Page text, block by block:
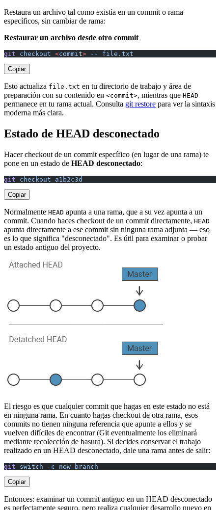
Restaura un archivo tal como existía en un commit o rama
específicos, sin cambiar de rama:
Restaurar un archivo desde otro commit
git checkout <commi t> -- file.txt
Copiar
Esto actualiza file.txt en tu directorio de trabajo y área de
preparación con su contenido en <commit>, mientras que HEAD
permanece en tu rama actual. Consulta git restore para ver la sintaxis
moderna más clara.
Estado de HEAD desconectado
Hacer checkout de un commit específico (en lugar de una rama) te
pone en un estado de HEAD desconectado:
git checkout a1b2c3d
Copiar
Normalmente HEAD apunta a una rama, que a su vez apunta a un
commit. Cuando haces checkout de un commit directamente, HEAD
apunta directamente a ese commit sin ninguna rama adjunta — eso
es lo que significa "desconectado". Es útil para examinar o probar
un estado antiguo del proyecto.
El riesgo es que cualquier commit que hagas en este estado no está
en ninguna rama. En cuanto hagas checkout de otra rama, esos
commits no tienen ninguna referencia que apunte a ellos y se
vuelven difíciles de encontrar (Git eventualmente los eliminará
mediante recolección de basura). Si decides conservar el trabajo
realizado en un HEAD desconectado, dale una rama antes de salir:
git switch -c new_branch
Copiar
Entonces: examinar un commit antiguo en un HEAD desconectado
es perfectamente seguro, pero realiza cualquier desarrollo nuevo en